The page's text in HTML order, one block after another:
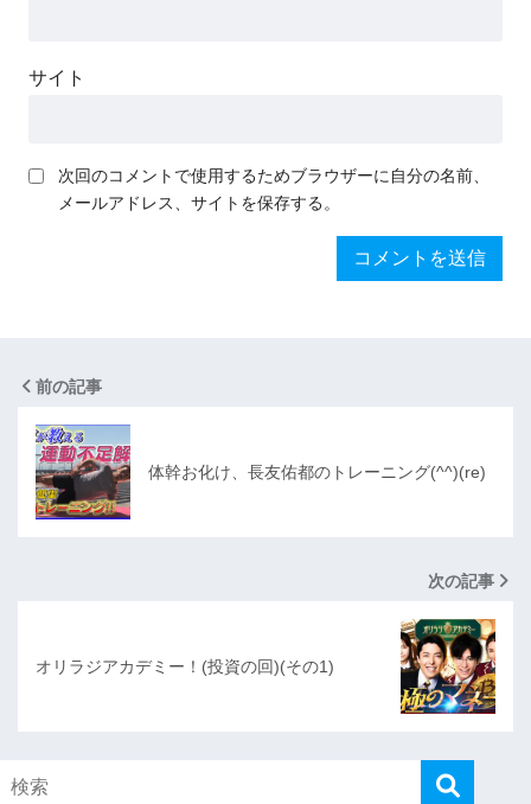
サイト
次回のコメントで使用するためブラウザーに自分の名前、
メールアドレス、サイトを保存する。
前の記事
体幹お化け、長友佑都のトレーニング(^^)(re)
次の記事
オリラジアカデミー！(投資の回)(その1)